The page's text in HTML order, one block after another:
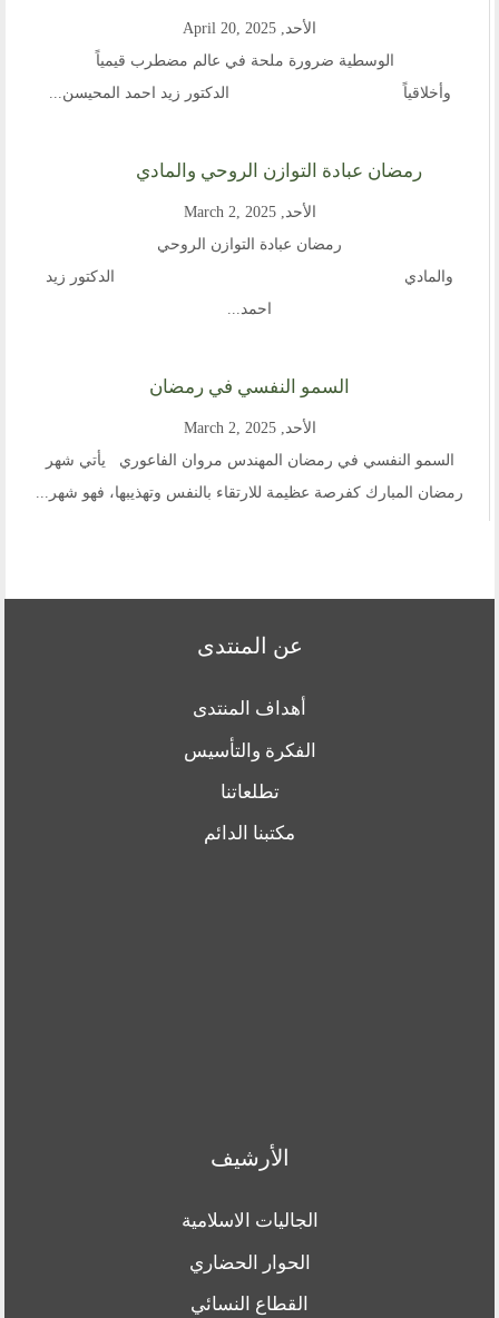
الأحد, April 20, 2025
الوسطية ضرورة ملحة في عالم مضطرب قيمياً
وأخلاقياً الدكتور زيد احمد المحيسن...
رمضان عبادة التوازن الروحي والمادي
الأحد, March 2, 2025
رمضان عبادة التوازن الروحي
والمادي الدكتور زيد
احمد...
السمو النفسي في رمضان
الأحد, March 2, 2025
السمو النفسي في رمضان المهندس مروان الفاعوري يأتي شهر
رمضان المبارك كفرصة عظيمة للارتقاء بالنفس وتهذيبها، فهو شهر...
عن المنتدى
أهداف المنتدى
الفكرة والتأسيس
تطلعاتنا
مكتبنا الدائم
الأرشيف
الجاليات الاسلامية
الحوار الحضاري
القطاع النسائي